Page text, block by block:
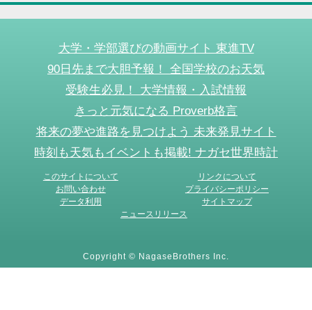
大学・学部選びの動画サイト 東進TV
90日先まで大胆予報！ 全国学校のお天気
受験生必見！ 大学情報・入試情報
きっと元気になる Proverb格言
将来の夢や進路を見つけよう 未来発見サイト
時刻も天気もイベントも掲載! ナガセ世界時計
このサイトについて
リンクについて
お問い合わせ
プライバシーポリシー
データ利用
サイトマップ
ニュースリリース
Copyright © NagaseBrothers Inc.